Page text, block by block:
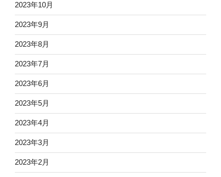
2023年10月
2023年9月
2023年8月
2023年7月
2023年6月
2023年5月
2023年4月
2023年3月
2023年2月